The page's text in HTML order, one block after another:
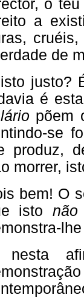
o
a
de
justo?
é
põem
se
produz,
morrer,
bem! O
isto
nesta